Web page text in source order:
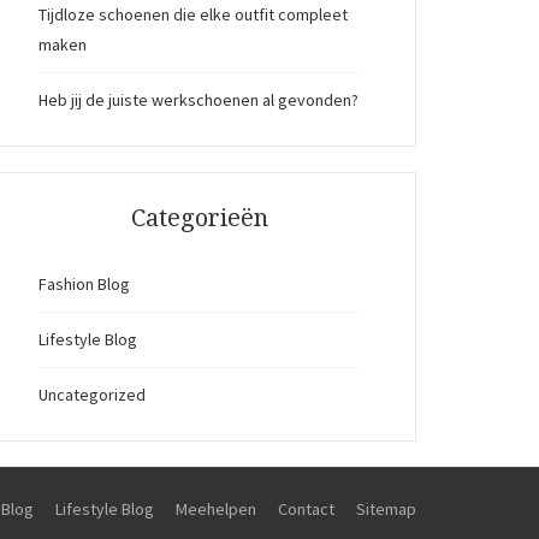
Tijdloze schoenen die elke outfit compleet
maken
Heb jij de juiste werkschoenen al gevonden?
Categorieën
Fashion Blog
Lifestyle Blog
Uncategorized
Lifestyle Blog Meehelpen Contact Sitemap